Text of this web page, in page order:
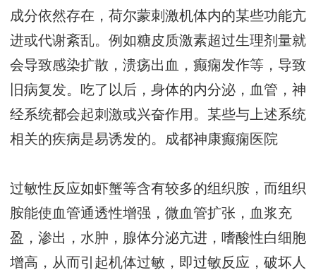
成分依然存在，荷尔蒙刺激机体内的某些功能亢
进或代谢紊乱。例如糖皮质激素超过生理剂量就
会导致感染扩散，溃疡出血，癫痫发作等，导致
旧病复发。吃了以后，身体的内分泌，血管，神
经系统都会起刺激或兴奋作用。某些与上述系统
相关的疾病是易诱发的。 成都神康癫痫医院
过敏性反应如虾蟹等含有较多的组织胺，而组织
胺能使血管通透性增强，微血管扩张，血浆充
盈，渗出，水肿，腺体分泌亢进，嗜酸性白细胞
增高，从而引起机体过敏，即过敏反应，破坏人